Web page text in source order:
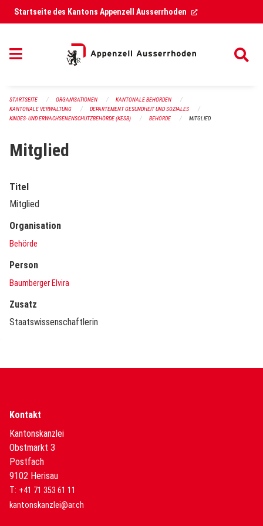
Navigation überspringen
Startseite des Kantons Appenzell Ausserrhoden (External Link)
STARTSEITE ORGANISATIONEN
KANTONALE BEHÖRDEN
KANTONALE VERWALTUNG
DEPARTEMENT GESUNDHEIT UND SOZIALES
KINDES- UND ERWACHSENENSCHUTZBEHÖRDE (KESB)
BEHÖRDE MITGLIED
Mitglied
Titel
Mitglied
Organisation
Behörde
Person
Baumberger Elvira
Zusatz
Staatswissenschaftlerin
Kontakt
Kantonskanzlei
Obstmarkt 3
Postfach
9102 Herisau
T: +41 71 353 61 11
kantonskanzlei@ar.ch